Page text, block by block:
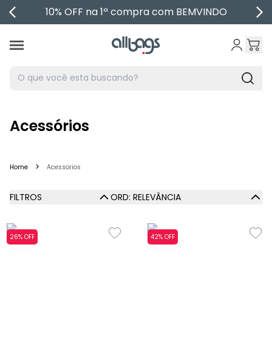
10% OFF na 1ª compra com BEMVINDO
Marcas
Bolsas
Mochilas
Lançamentos
Acessórios
Home Acessorios
FILTROS ORD: RELEVÂNCIA
26% OFF 42% OFF